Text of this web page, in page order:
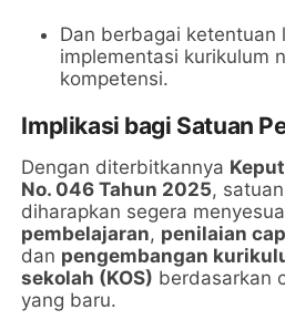
Dan berbagai ketentuan
implementasi kurikulum
kompetensi.
Implikasi bagi Satuan
Dengan diterbitkannya
No. 046 Tahun 2025,
diharapkan segera
pembelajaran, penilaian
dan pengembangan
sekolah (KOS) berdasarkan
yang baru.